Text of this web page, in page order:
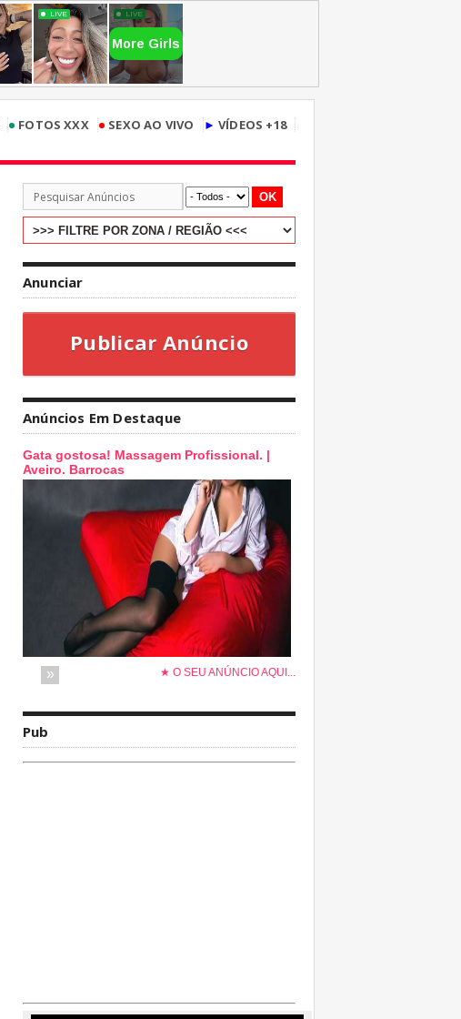
• FOTOS XXX • SEXO AO VIVO ► VÍDEOS +18
OK
Anunciar
Publicar Anúncio
Anúncios Em Destaque
Pub